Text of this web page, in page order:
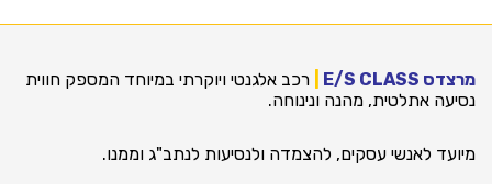
מרצדס E/S CLASS
רכב אלגנטי ויוקרתי במיוחד המספק חווית
נסיעה אתלטית, מהנה ונינוחה.
מיועד לאנשי עסקים, להצמדה ולנסיעות לנתב"ג וממנו.